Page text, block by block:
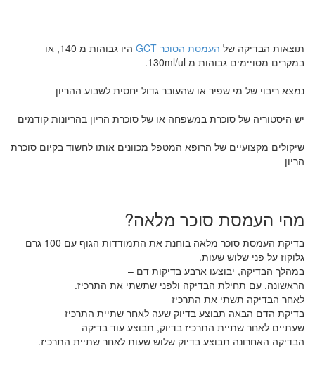
תוצאות הבדיקה של העמסת הסוכר GCT
היו גבוהות מ 140, או
במקרים מסויימים גבוהות מ 130ml/ul.
נמצא ריבוי של מי שפיר או שהעובר גדול יחסית לשבוע ההריון
יש היסטוריה של סוכרת במשפחה או של סוכרת הריון בהריונות קודמים
שיקולים מקצועיים של הרופא המטפל מכוונים אותו לחשוד בקיום סוכרת
הריון
מהי העמסת סוכר מלאה?
בדיקת העמסת סוכר מלאה בוחנת את התמודדות הגוף עם 100 גרם
גלוקוז על פני שלוש שעות.
במהלך הבדיקה, יבוצעו ארבע בדיקות דם –
הראשונה, עם תחילת הבדיקה ולפני שתשתי את התרכיז.
לאחר הבדיקה תשתי את התרכיז
בדיקת הדם הבאה תבוצע בדיוק שעה לאחר שתיית התרכיז
שעתיים לאחר שתיית התרכיז בדיוק, תבוצע עוד בדיקה
הבדיקה האחרונה תבוצע בדיוק שלוש שעות לאחר שתיית התרכיז.